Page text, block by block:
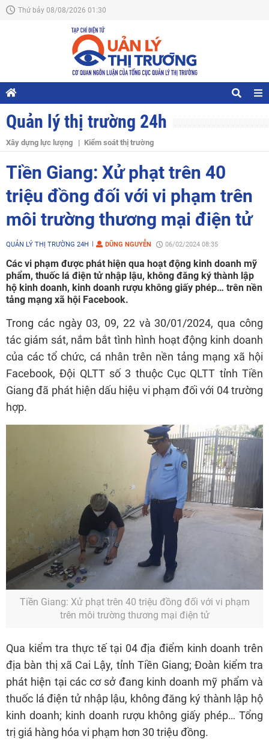
Thứ bảy 08/08/2026 01:30
Quản lý thị trường 24h
Xây dựng lực lượng Kiểm soát thị trường
Tiền Giang: Xử phạt trên 40
triệu đồng đối với vi phạm trên
môi trường thương mại điện tử
QUẢN LÝ THỊ TRƯỜNG 24H DŨNG NGUYỄN 06/02/2024 08:35
Các vi phạm được phát hiện qua hoạt động kinh doanh mỹ
phẩm, thuốc lá điện tử nhập lậu, không đăng ký thành lập
hộ kinh doanh, kinh doanh rượu không giấy phép… trên nền
tảng mạng xã hội Facebook.
Trong các ngày 03, 09, 22 và 30/01/2024, qua công
tác giám sát, nắm bắt tình hình hoạt động kinh doanh
của các tổ chức, cá nhân trên nền tảng mạng xã hội
Facebook, Đội QLTT số 3 thuộc Cục QLTT tỉnh Tiền
Giang đã phát hiện dấu hiệu vi phạm đối với 04 trường
hợp.
Tiền Giang: Xử phạt trên 40 triệu đồng đối với vi phạm
trên môi trường thương mại điện tử
Qua kiểm tra thực tế tại 04 địa điểm kinh doanh trên
địa bàn thị xã Cai Lậy, tỉnh Tiền Giang; Đoàn kiểm tra
phát hiện tại các cơ sở đang kinh doanh mỹ phẩm và
thuốc lá điện tử nhập lậu, không đăng ký thành lập hộ
kinh doanh; kinh doanh rượu không giấy phép… Tổng
trị giá hàng hóa vi phạm hơn 30 triệu đồng.